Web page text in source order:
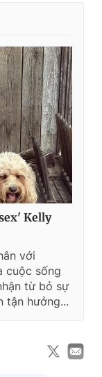
Kelly
với
cuộc sống
từ bỏ sự
tận hưởng...